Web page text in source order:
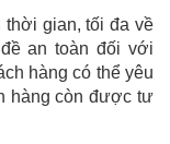
thời gian, tối đa về
an toàn đối với
hàng có thể yêu
hàng còn được tư